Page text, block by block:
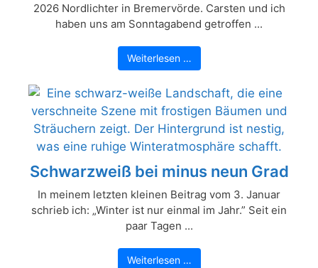
2026 Nordlichter in Bremervörde. Carsten und ich
haben uns am Sonntagabend getroffen ...
Weiterlesen …
Schwarzweiß bei minus neun Grad
In meinem letzten kleinen Beitrag vom 3. Januar
schrieb ich: „Winter ist nur einmal im Jahr.” Seit ein
paar Tagen ...
Weiterlesen …